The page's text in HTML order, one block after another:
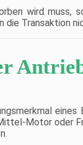
Sam-Reifen wurden
entwickelt, um auf
VERTRAUEN SIE
KOMPONENTEN:
reaktionsfreudig
während die
Scheibenbremsen
wird muss,
die Transaktion
eines
Motor oder